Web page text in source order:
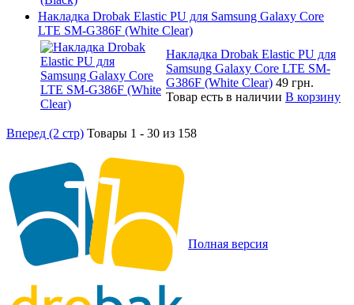
Накладка Drobak Elastic PU для Samsung Galaxy Core
LTE SM-G386F (White Clear)
Накладка Drobak Elastic PU для
Samsung Galaxy Core LTE SM-
G386F (White Clear) 49 грн.
Товар есть в наличии В корзину
Вперед (2 стр) Товары 1 - 30 из 158
Полная версия